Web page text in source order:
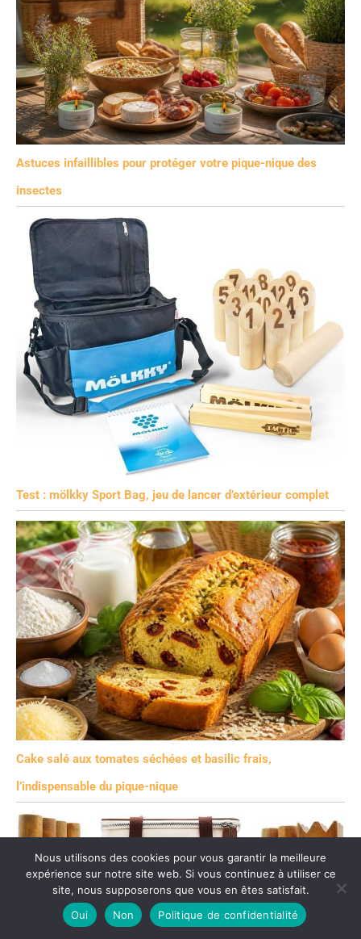
Astuces infaillibles pour protéger votre pique-nique des
insectes
Test : mölkky Sport Bag, jeu de lancer d’extérieur complet
Cake salé aux tomates séchées et basilic frais,
l’indispensable du pique-nique
Nous utilisons des cookies pour vous garantir la meilleure
expérience sur notre site web. Si vous continuez à utiliser ce
site, nous supposerons que vous en êtes satisfait.
Oui
Non Politique de confidentialité